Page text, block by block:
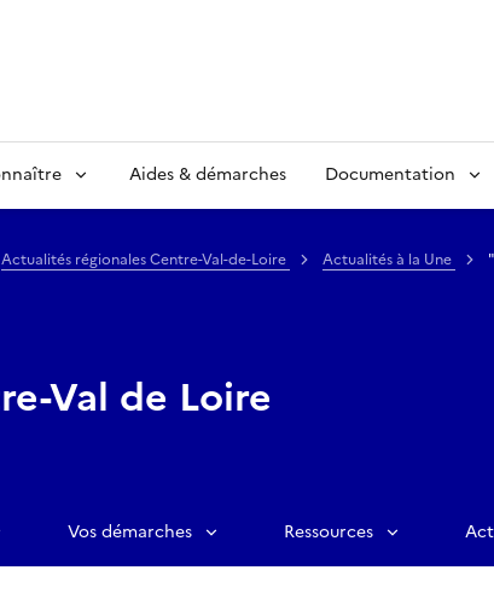
Aides & démarches Documentation
Actualités régionales Centre-Val-de-Loire Actualités à la Une
Val de Loire
Vos démarches Ressources